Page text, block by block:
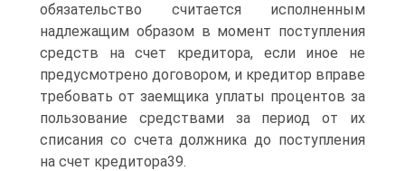
обязательство считается исполненным
надлежащим образом в момент поступления
средств на счет кредитора, если иное не
предусмотрено договором, и кредитор вправе
требовать от заемщика уплаты процентов за
пользование средствами за период от их
списания со счета должника до поступления
на счет кредитора39.